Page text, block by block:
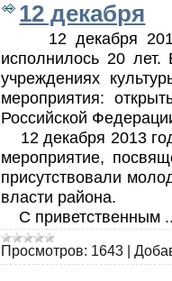
12 декабря
12 декабря
исполнилось 20
учреждениях
мероприятия:
Российской
12 декабря 2013
мероприятие,
присутствовали
власти района.
С приветственным
Просмотров: 1643 |